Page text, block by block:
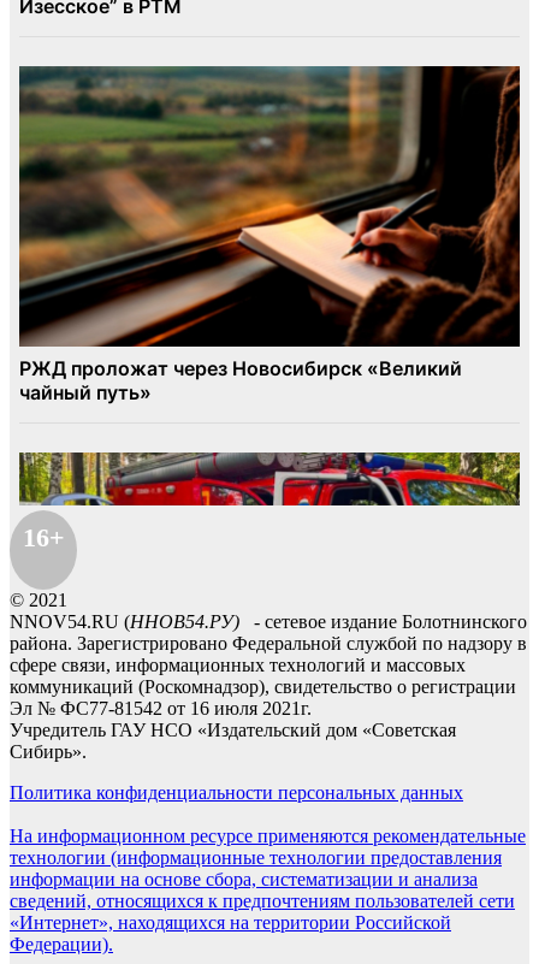
16+
© 2021
NNOV54.RU (ННОВ54.РУ) - сетевое издание Болотнинского
района. Зарегистрировано Федеральной службой по надзору в
сфере связи, информационных технологий и массовых
коммуникаций (Роскомнадзор), свидетельство о регистрации
Эл № ФС77-81542 от 16 июля 2021г.
Учредитель ГАУ НСО «Издательский дом «Советская
Сибирь».
Политика конфиденциальности персональных данных
На информационном ресурсе применяются рекомендательные
технологии (информационные технологии предоставления
информации на основе сбора, систематизации и анализа
сведений, относящихся к предпочтениям пользователей сети
«Интернет», находящихся на территории Российской
Федерации).